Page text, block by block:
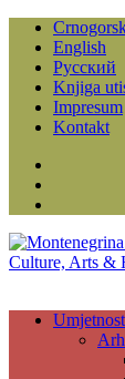
English
Русский
Knjiga
Impresum
Kontakt
Umjetnost